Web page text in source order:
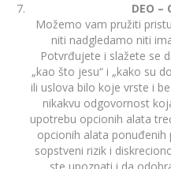
DEO –
Možemo vam pružiti
niti nadgledamo niti
Potvrđujete i slažete se
„kao što jesu“ i „kako su
ili uslova bilo koje vrste i
nikakvu odgovornost
upotrebu opcionih alata
opcionih alata
sopstveni rizik i